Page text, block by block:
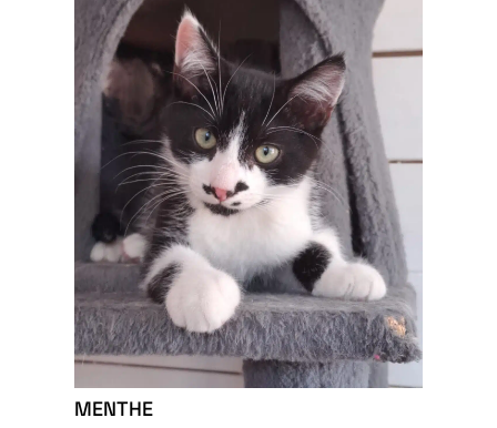
MENTHE